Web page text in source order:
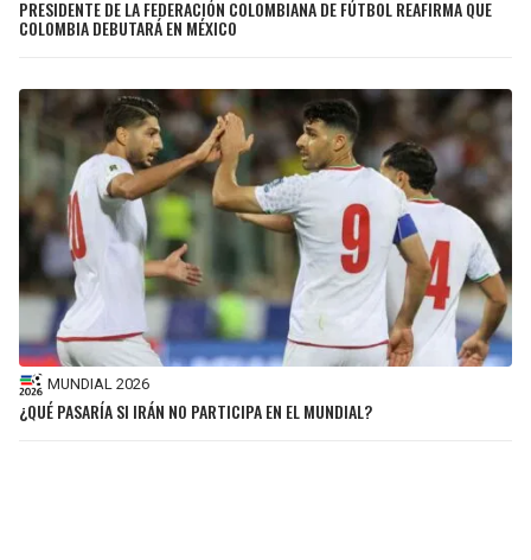
PRESIDENTE DE LA FEDERACIÓN COLOMBIANA DE FÚTBOL REAFIRMA QUE
COLOMBIA DEBUTARÁ EN MÉXICO
MUNDIAL 2026
¿QUÉ PASARÍA SI IRÁN NO PARTICIPA EN EL MUNDIAL?